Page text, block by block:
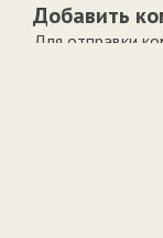
Добавить
Для отправки